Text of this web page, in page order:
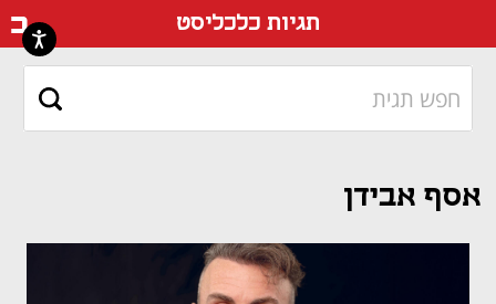
תגיות כלכליסט
אסף אבידן